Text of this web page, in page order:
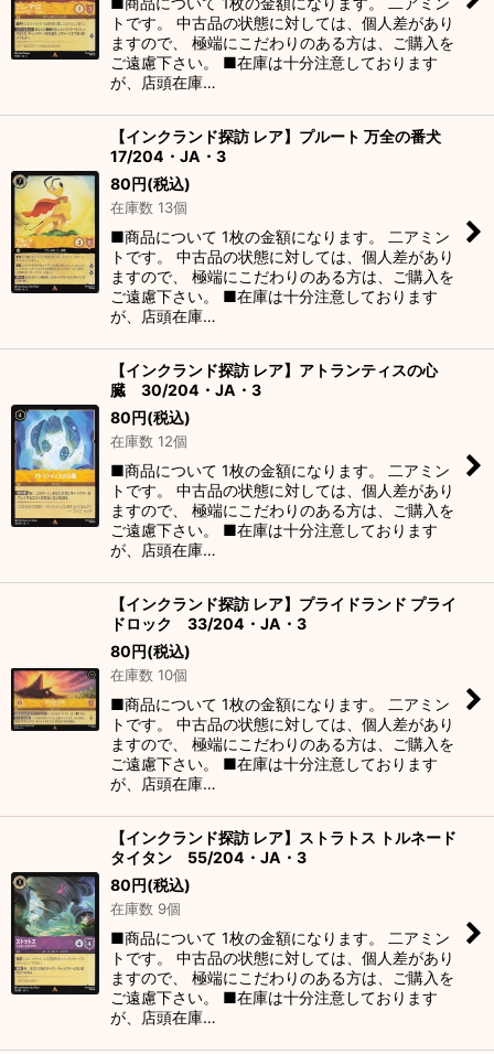
トです。 中古品の状態に対しては、個人差があり
ますので、 極端にこだわりのある方は、ご購入を
ご遠慮下さい。 ■在庫は十分注意しております
が、店頭在庫…
【インクランド探訪 レア】プルート 万全の番犬
17/204・JA・3
80円(税込)
在庫数 13個
■商品について 1枚の金額になります。 二アミン
トです。 中古品の状態に対しては、個人差があり
ますので、 極端にこだわりのある方は、ご購入を
ご遠慮下さい。 ■在庫は十分注意しております
が、店頭在庫…
【インクランド探訪 レア】アトランティスの心
臓 30/204・JA・3
80円(税込)
在庫数 12個
■商品について 1枚の金額になります。 二アミン
トです。 中古品の状態に対しては、個人差があり
ますので、 極端にこだわりのある方は、ご購入を
ご遠慮下さい。 ■在庫は十分注意しております
が、店頭在庫…
【インクランド探訪 レア】プライドランド プライ
ドロック 33/204・JA・3
80円(税込)
在庫数 10個
■商品について 1枚の金額になります。 二アミン
トです。 中古品の状態に対しては、個人差があり
ますので、 極端にこだわりのある方は、ご購入を
ご遠慮下さい。 ■在庫は十分注意しております
が、店頭在庫…
【インクランド探訪 レア】ストラトス トルネード
タイタン 55/204・JA・3
80円(税込)
在庫数 9個
■商品について 1枚の金額になります。 二アミン
トです。 中古品の状態に対しては、個人差があり
ますので、 極端にこだわりのある方は、ご購入を
ご遠慮下さい。 ■在庫は十分注意しております
が、店頭在庫…